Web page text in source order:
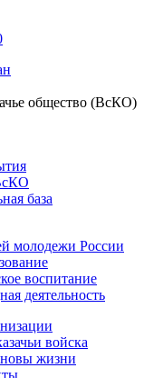
общество (ВсКО)
база
молодежи России
воспитание
деятельность
войска
жизни